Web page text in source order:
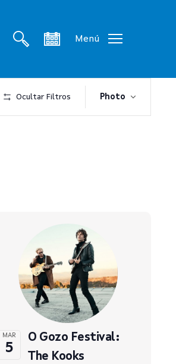
searchaccount
Menú
Ocultar Filtros Photo
MAR
5
O Gozo Festival:
The Kooks